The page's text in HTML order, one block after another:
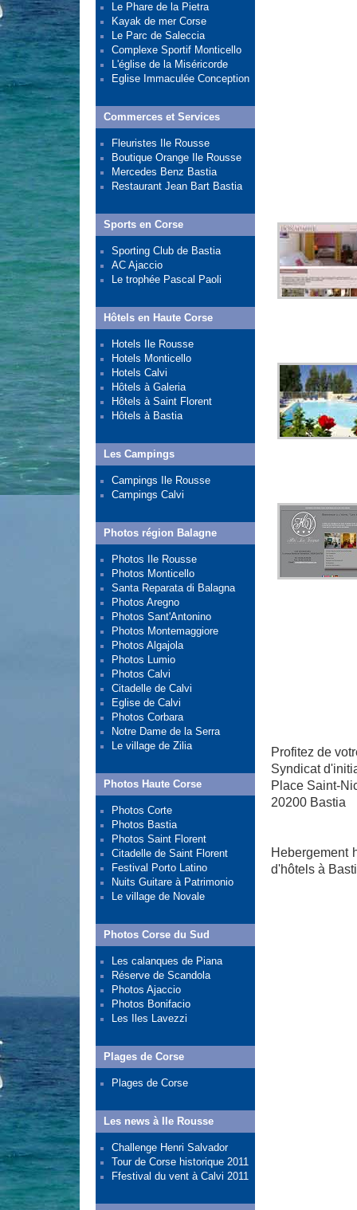
Profitez de
Syndicat
Place Saint-
20200 Bastia
Hebergement
d'hôtels à
Le Phare de la Pietra
Kayak de mer Corse
Le Parc de Saleccia
Complexe Sportif Monticello
L'église de la Miséricorde
Eglise Immaculée Conception
Commerces et Services
Fleuristes Ile Rousse
Boutique Orange Ile Rousse
Mercedes Benz Bastia
Restaurant Jean Bart Bastia
Sports en Corse
Sporting Club de Bastia
AC Ajaccio
Le trophée Pascal Paoli
Hôtels en Haute Corse
Hotels Ile Rousse
Hotels Monticello
Hotels Calvi
Hôtels à Galeria
Hôtels à Saint Florent
Hôtels à Bastia
Les Campings
Campings Ile Rousse
Campings Calvi
Photos région Balagne
Photos Ile Rousse
Photos Monticello
Santa Reparata di Balagna
Photos Aregno
Photos Sant'Antonino
Photos Montemaggiore
Photos Algajola
Photos Lumio
Photos Calvi
Citadelle de Calvi
Eglise de Calvi
Photos Corbara
Notre Dame de la Serra
Le village de Zilia
Photos Haute Corse
Photos Corte
Photos Bastia
Photos Saint Florent
Citadelle de Saint Florent
Festival Porto Latino
Nuits Guitare à Patrimonio
Le village de Novale
Photos Corse du Sud
Les calanques de Piana
Réserve de Scandola
Photos Ajaccio
Photos Bonifacio
Les Iles Lavezzi
Plages de Corse
Plages de Corse
Les news à Ile Rousse
Challenge Henri Salvador
Tour de Corse historique 2011
Ffestival du vent à Calvi 2011